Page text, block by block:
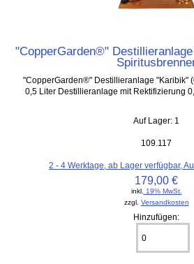
"CopperGarden®"
"CopperGarden®" Destillieranlage "Karibik"
0,5 Liter Destillieranlage mit Rektifizierung
Auf Lager: 1
109.117
2 - 4 Werktage, ab Lager verfügbar,
179,00 €
inkl. 19% MwSt.
zzgl. Versandkosten
Hinzufügen: